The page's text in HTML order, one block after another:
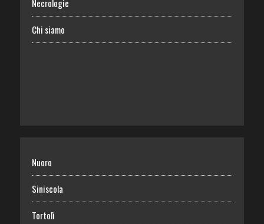
Necrologie
Chi siamo
Nuoro
Siniscola
Tortolì